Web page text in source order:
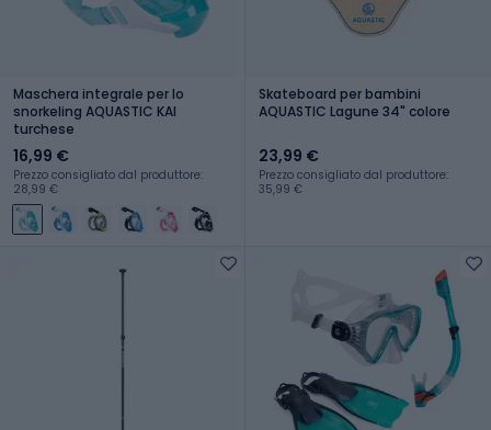
Maschera integrale per lo
snorkeling AQUASTIC KAI
turchese
16,99 €
Prezzo consigliato dal produttore:
28,99 €
Skateboard per bambini
AQUASTIC Lagune 34" colore
23,99 €
Prezzo consigliato dal produttore:
35,99 €